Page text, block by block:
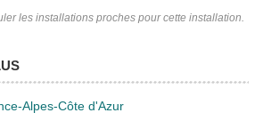
les installations proches pour cette installation.
Alpes-Côte d'Azur